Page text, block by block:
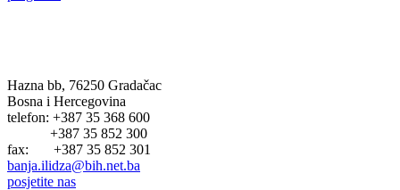
Hazna bb, 76250 Gradačac
Bosna i Hercegovina
telefon: +387 35 368 600
+387 35 852 300
fax: +387 35 852 301
banja.ilidza@bih.net.ba
posjetite nas